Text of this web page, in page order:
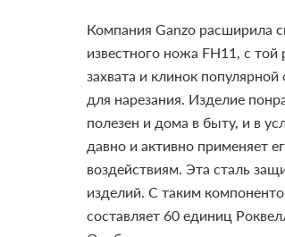
Компания Ganzo расширила
известного ножа FH11, с
захвата и клинок
для нарезания. Изделие
полезен и дома в быту, и в
давно и активно применяет
воздействиям. Эта сталь
изделий. С таким
составляет 60 единиц